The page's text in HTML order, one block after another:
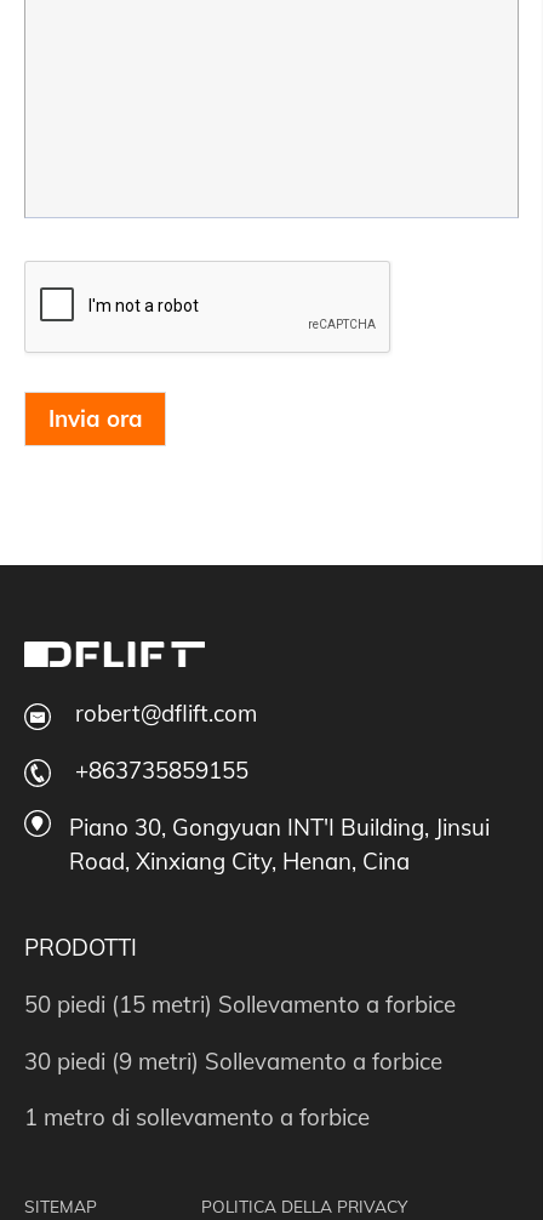
Invia ora
robert@dflift.com
+863735859155
Piano 30, Gongyuan INT'I Building, Jinsui
Road, Xinxiang City, Henan, Cina
PRODOTTI
50 piedi (15 metri) Sollevamento a forbice
30 piedi (9 metri) Sollevamento a forbice
1 metro di sollevamento a forbice
SITEMAP POLITICA DELLA PRIVACY